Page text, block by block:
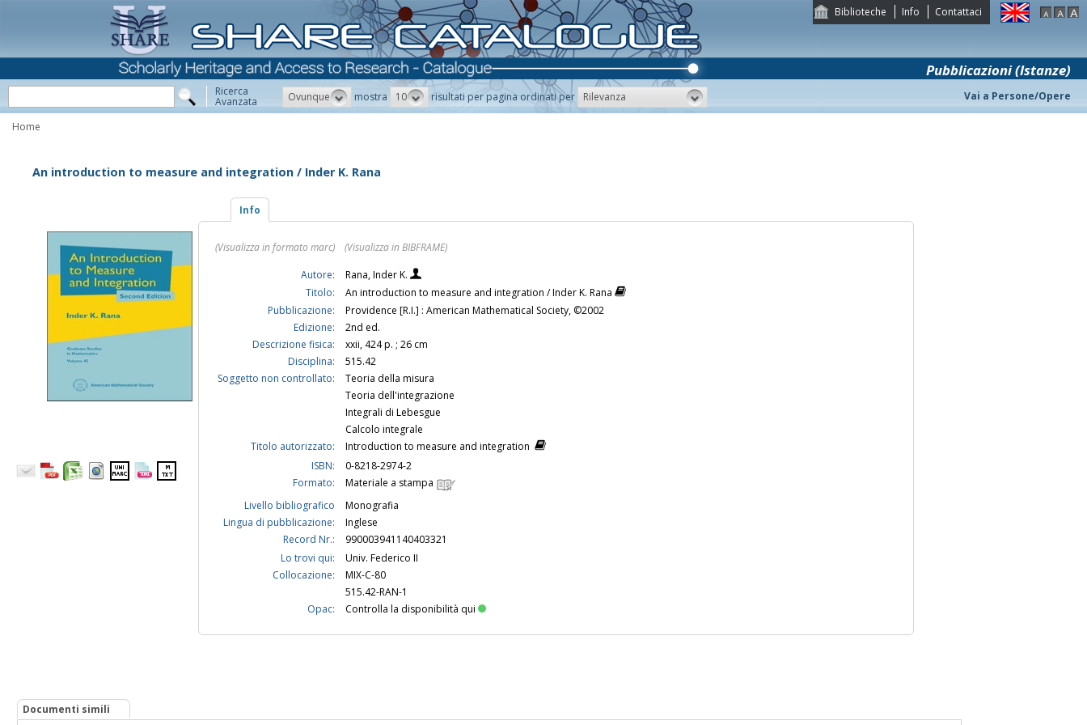
Biblioteche Info Contattaci
Pubblicazioni (Istanze)
Ricerca
Avanzata Ovunque mostra 10 risultati per pagina ordinati per Rilevanza Vai a Persone/Opere
Home
An introduction to measure and integration / Inder K. Rana
Info
(Visualizza in formato marc)
(Visualizza in BIBFRAME)
Autore:
Rana, Inder K.
Titolo:
An introduction to measure and integration / Inder K. Rana
Pubblicazione:
Providence [R.I.] : American Mathematical Society, ©2002
Edizione:
2nd ed.
Descrizione fisica:
xxii, 424 p. ; 26 cm
Disciplina:
515.42
Soggetto non controllato:
Teoria della misura
Teoria dell'integrazione
Integrali di Lebesgue
Calcolo integrale
Titolo autorizzato:
Introduction to measure and integration
ISBN:
0-8218-2974-2
Formato:
Materiale a stampa
Livello bibliografico
Monografia
Lingua di pubblicazione:
Inglese
Record Nr.:
990003941140403321
Lo trovi qui:
Univ. Federico II
Collocazione:
MIX-C-80
515.42-RAN-1
Opac:
Controlla la disponibilità qui
Documenti simili